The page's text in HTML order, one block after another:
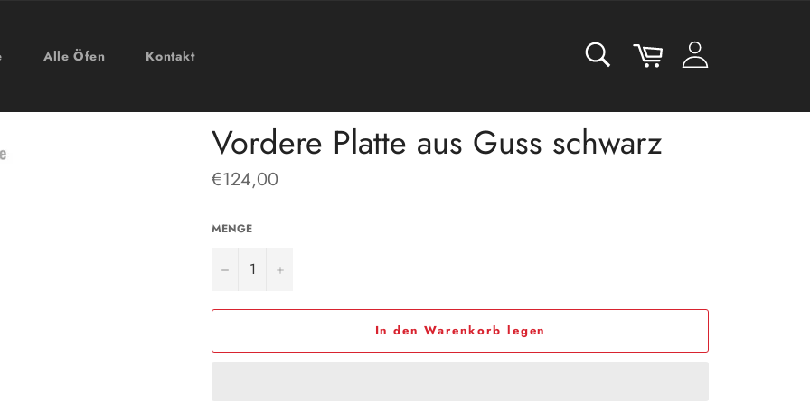
Alle Öfen Kontakt
Warenkorb
Vordere Platte aus Guss schwarz
Normaler
Preis
€124,00
MENGE
− +
In den Warenkorb legen